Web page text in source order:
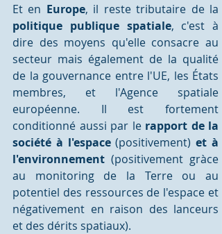
Et en Europe
politique publique spatiale, c'est à
dire des moyens qu'elle consacre au
secteur mais également de la qualité
de la gouvernance entre l'UE, les États
membres, et l'Agence spatiale
européenne. Il est fortement
conditionné aussi par le rapport de la
société à l'espace (positivement) et à
l'environnement (positivement gràce
au monitoring de la Terre ou au
potentiel des ressources de l'espace et
négativement en raison des lanceurs
et des dérits spatiaux).